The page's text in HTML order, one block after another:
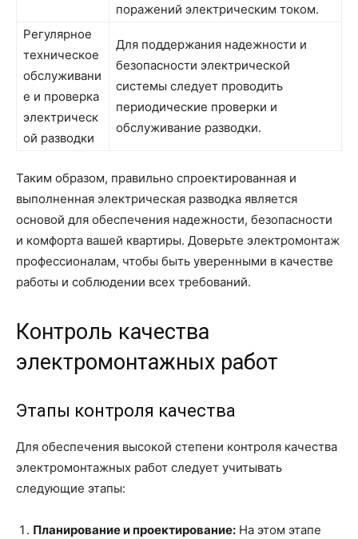
поражений электрическим током.
Регулярное
техническое
обслуживани
е и проверка
электрическ
ой разводки
Для поддержания надежности и
безопасности электрической
системы следует проводить
периодические проверки и
обслуживание разводки.
Таким образом, правильно спроектированная и
выполненная электрическая разводка является
основой для обеспечения надежности, безопасности
и комфорта вашей квартиры. Доверьте электромонтаж
профессионалам, чтобы быть уверенными в качестве
работы и соблюдении всех требований.
Контроль качества
электромонтажных работ
Этапы контроля качества
Для обеспечения высокой степени контроля качества
электромонтажных работ следует учитывать
следующие этапы:
Планирование и проектирование: На этом этапе